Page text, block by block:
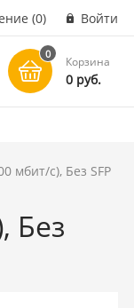
(0) Войти
0
Корзина
0 руб.
мбит/с), Без SFP
Без